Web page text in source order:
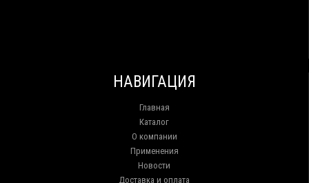
НАВИГАЦИЯ
Главная
Каталог
О компании
Применения
Новости
Доставка и оплата